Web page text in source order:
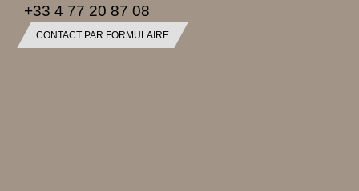
+33 4 77 20 87 08
CONTACT PAR FORMULAIRE